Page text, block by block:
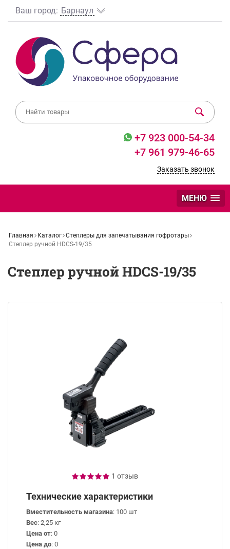
Ваш город: Барнаул
+7 923 000-54-34
+7 961 979-46-65
Заказать звонок
МЕНЮ
Главная Каталог Степлеры для запечатывания гофротары
Степлер ручной HDCS-19/35
Степлер ручной HDCS-19/35
1 отзыв
Технические характеристики
Вместительность магазина: 100 шт
Вес: 2,25 кг
Цена от: 0
Цена до: 0